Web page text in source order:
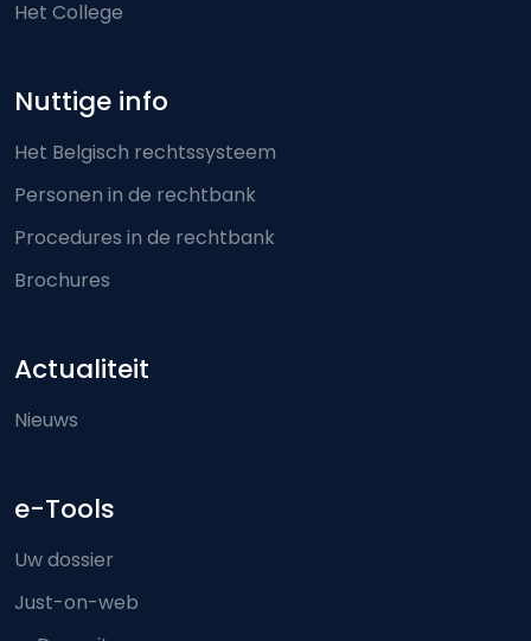
Het College
Nuttige info
Het Belgisch rechtssysteem
Personen in de rechtbank
Procedures in de rechtbank
Brochures
Actualiteit
Nieuws
e-Tools
Uw dossier
Just-on-web